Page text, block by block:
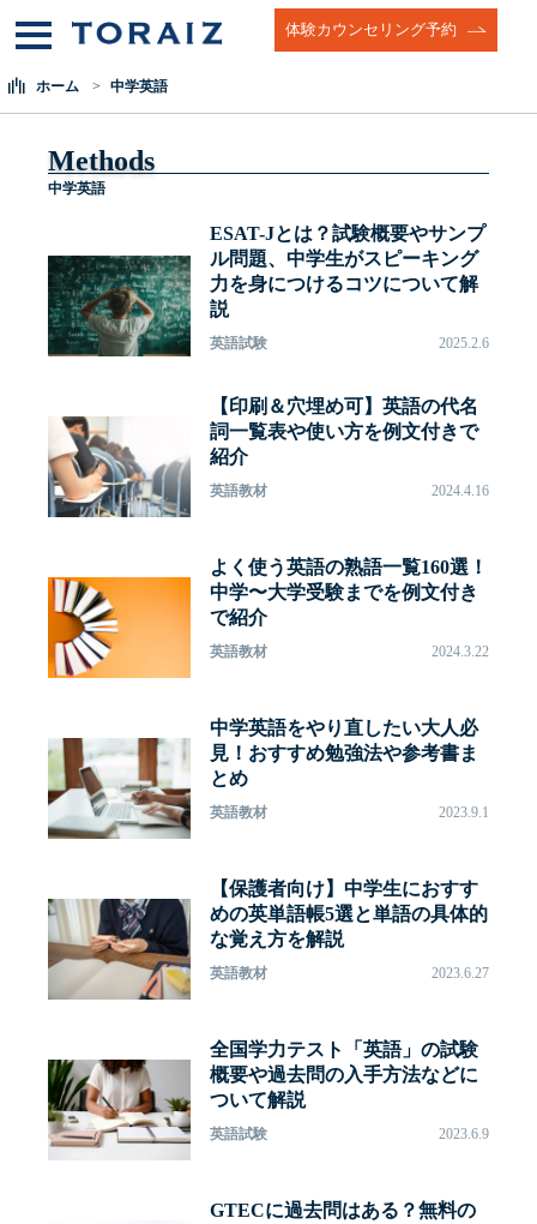
体験カウンセリング予約
ホーム 中学英語
Methods
中学英語
ESAT-Jとは？試験概要やサンプ
ル問題、中学生がスピーキング
力を身につけるコツについて解
説
英語試験 2025.2.6
【印刷＆穴埋め可】英語の代名
詞一覧表や使い方を例文付きで
紹介
英語教材 2024.4.16
よく使う英語の熟語一覧160選！
中学〜大学受験までを例文付き
で紹介
英語教材 2024.3.22
中学英語をやり直したい大人必
見！おすすめ勉強法や参考書ま
とめ
英語教材 2023.9.1
【保護者向け】中学生におすす
めの英単語帳5選と単語の具体的
な覚え方を解説
英語教材 2023.6.27
全国学力テスト「英語」の試験
概要や過去問の入手方法などに
ついて解説
英語試験 2023.6.9
GTECに過去問はある？無料の